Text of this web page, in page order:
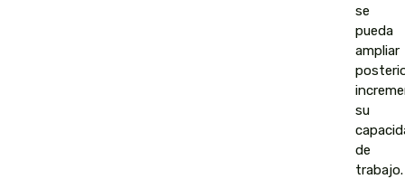
se
pueda
ampliar
su
de
trabajo.